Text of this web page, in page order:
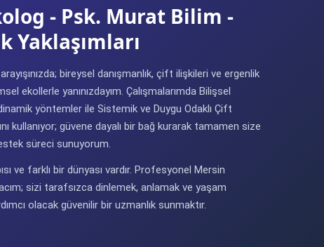
- Psk. Murat Bilim -
Yaklaşımları
bireysel danışmanlık, çift ilişkileri ve ergenlik
ekollerle yanınızdayım. Çalışmalarımda Bilişsel
yöntemler ile Sistemik ve Duygu Odaklı Çift
kullanıyor; güvene dayalı bir bağ kurarak tamamen size
süreci sunuyorum.
ve farklı bir dünyası vardır. Profesyonel Mersin
sizi tarafsızca dinlemek, anlamak ve yaşam
olacak güvenilir bir uzmanlık sunmaktır.